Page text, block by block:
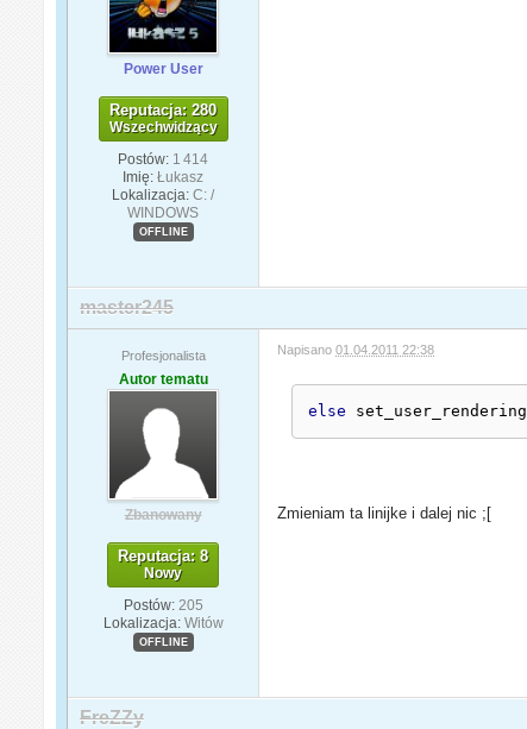
Power User
Reputacja: 280
Wszechwidzący
Postów: 1 414
Imię: Łukasz
Lokalizacja: C: /
WINDOWS
OFFLINE
master245
Profesjonalista
Autor tematu
Zbanowany
Reputacja: 8
Nowy
Postów: 205
Lokalizacja: Witów
OFFLINE
Napisano01.04.2011 22:38
else set_user_rendering
Zmieniam ta linijke i dalej nic ;[
FreZZy